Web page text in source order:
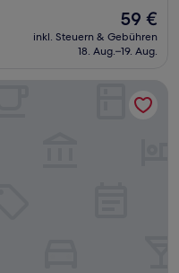
Der
Preis
beträgt
59 €
inkl. Steuern & Gebühren
18. Aug.–19. Aug.